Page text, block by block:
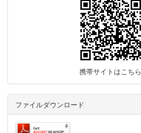
携帯サイトはこちら
ファイルダウンロード